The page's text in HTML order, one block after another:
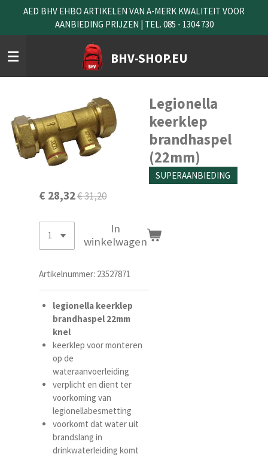
naar
de
hoofdinhoud
BHV-SHOP.EU
AED BHV EHBO ARTIKELEN VAN A-MERK KWALITEIT VOOR
AANBIEDING PRIJZEN | TEL. 085 - 1304 730
Legionella
keerklep
brandhaspel
(22mm)
SUPERAANBIEDING
€ 28,32€ 31,20
In
winkelwagen
Artikelnummer: 23527871
legionella keerklep
brandhaspel 22mm
knel
keerklep voor monteren
op de
wateraanvoerleiding
verplicht en dient ter
voorkoming van
legionellabesmetting
voorkomt dat water uit
brandslang in
drinkwaterleiding komt